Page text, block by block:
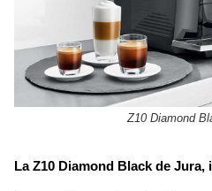
Z10 Diamond
La Z10 Diamond Black de